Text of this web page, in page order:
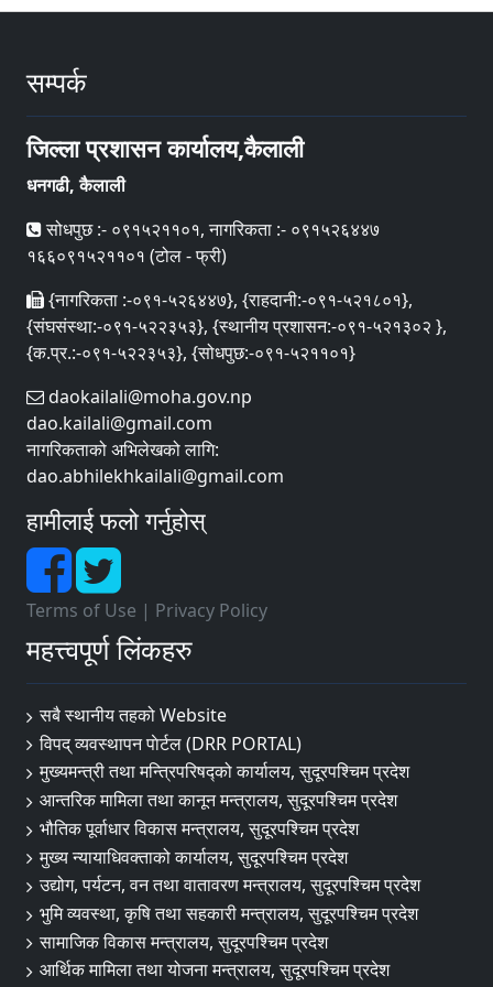
सम्पर्क
जिल्ला प्रशासन कार्यालय,कैलाली
धनगढी, कैलाली
सोधपुछ :- ०९१५२११०१, नागरिकता :- ०९१५२६४४७
१६६०९१५२११०१ (टोल - फ्री)
{नागरिकता :-०९१-५२६४४७}, {राहदानी:-०९१-५२१८०१},
{संघसंस्था:-०९१-५२२३५३}, {स्थानीय प्रशासन:-०९१-५२१३०२ },
{क.प्र.:-०९१-५२२३५३}, {सोधपुछ:-०९१-५२११०१}
daokailali@moha.gov.np
dao.kailali@gmail.com
नागरिकताको अभिलेखको लागि:
dao.abhilekhkailali@gmail.com
हामीलाई फलो गर्नुहोस्
Terms of Use | Privacy Policy
महत्त्वपूर्ण लिंकहरु
सबै स्थानीय तहको Website
विपद् व्यवस्थापन पाेर्टल (DRR PORTAL)
मुख्यमन्त्री तथा मन्त्रिपरिषद्को कार्यालय, सुदूरपश्चिम प्रदेश
आन्तरिक मामिला तथा कानून मन्त्रालय, सुदूरपश्चिम प्रदेश
भौतिक पूर्वाधार विकास मन्त्रालय, सुदूरपश्चिम प्रदेश
मुख्य न्यायाधिवक्ताको कार्यालय, सुदूरपश्चिम प्रदेश
उद्योग, पर्यटन, वन तथा वातावरण मन्त्रालय, सुदूरपश्चिम प्रदेश
भुमि व्यवस्था, कृषि तथा सहकारी मन्त्रालय, सुदूरपश्चिम प्रदेश
सामाजिक विकास मन्त्रालय, सुदूरपश्चिम प्रदेश
आर्थिक मामिला तथा योजना मन्त्रालय, सुदूरपश्चिम प्रदेश